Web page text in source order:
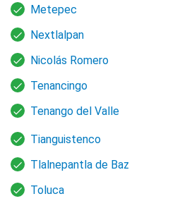
Metepec
Nextlalpan
Nicolás Romero
Tenancingo
Tenango del Valle
Tianguistenco
Tlalnepantla de Baz
Toluca